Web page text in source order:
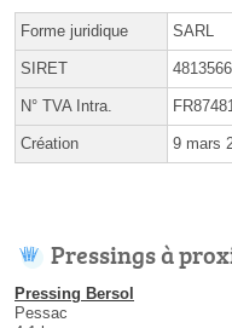
Forme juridique SARL
SIRET
N° TVA Intra.
Création 9 mars
Pressings à
Pressing Bersol
Pessac